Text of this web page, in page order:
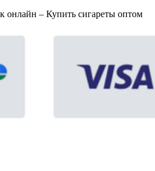
онлайн – Купить сигареты оптом